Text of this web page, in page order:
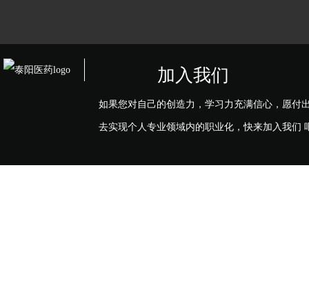
加入我们
如果您对自己的创造力，学习力充满信心，愿付
去实现个人专业领域内的职业化，快来加入我们